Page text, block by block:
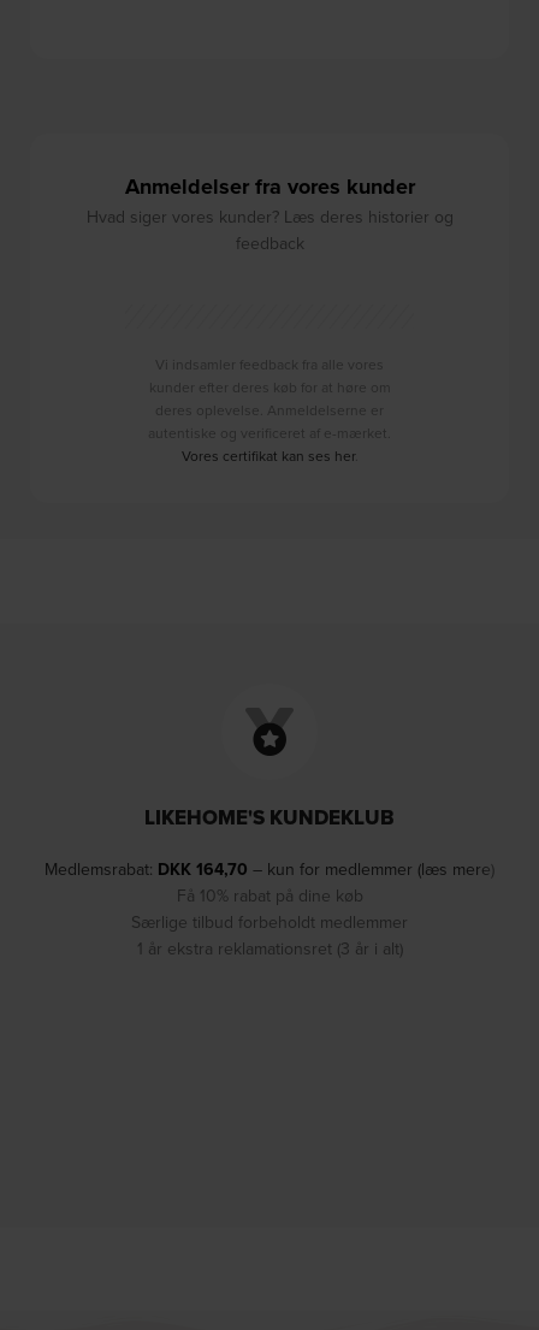
Anmeldelser fra vores kunder
Hvad siger vores kunder? Læs deres historier og
feedback
Vi indsamler feedback fra alle vores
kunder efter deres køb for at høre om
deres oplevelse. Anmeldelserne er
autentiske og verificeret af e-mærket.
Vores certifikat kan ses her.
LIKEHOME'S KUNDEKLUB
Medlemsrabat: DKK 164,70 – kun for medlemmer (læs mere)
Få 10% rabat på dine køb
Særlige tilbud forbeholdt medlemmer
1 år ekstra reklamationsret (3 år i alt)